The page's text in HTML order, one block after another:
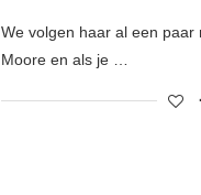
We volgen haar al een
Moore en als je …